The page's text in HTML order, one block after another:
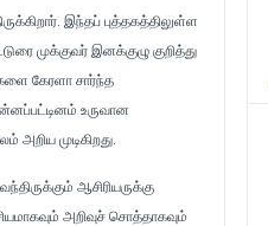
இந்தப் புத்தகத்திலுள்ள
முக்குவர் இனக்குழு குறித்து
கேரளா சார்ந்த
உருவான
அறிய முடிகிறது.
ஆசிரியருக்கு
அறிவுச் சொத்தாகவும்